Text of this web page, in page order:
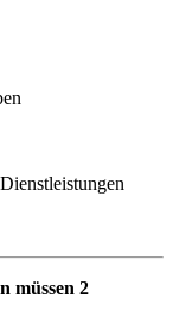
müssen 2